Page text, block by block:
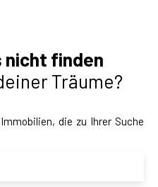
nicht finden
Träume?
die zu Ihrer Suche